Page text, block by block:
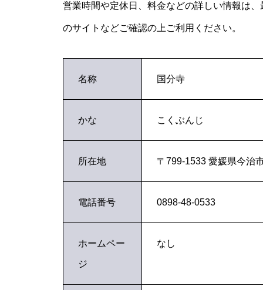
営業時間や定休日、料金などの詳しい情報は
のサイトなどご確認の上ご利用ください。
名称 国分寺
かな こくぶんじ
所在地 〒799-1533 愛媛県今治
電話番号 0898-48-0533
ホームペー
ジ
なし